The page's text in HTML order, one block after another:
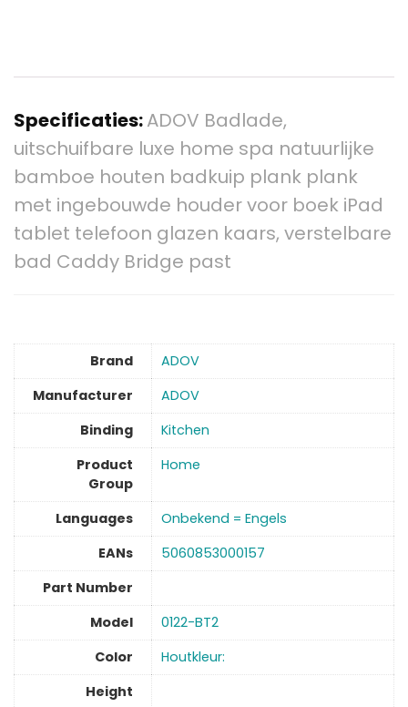
Specificaties:ADOV Badlade,
uitschuifbare luxe home spa natuurlijke
bamboe houten badkuip plank plank
met ingebouwde houder voor boek iPad
tablet telefoon glazen kaars, verstelbare
bad Caddy Bridge past
Brand
ADOV
Manufacturer
ADOV
Binding
Kitchen
Product
Group
‎Home
Languages
Onbekend = Engels
EANs
5060853000157
Part Number
Model
0122-BT2
Color
Houtkleur:
Height